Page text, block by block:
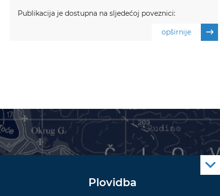
Publikacija je dostupna na sljedećoj poveznici:
opširnije
Plovidba